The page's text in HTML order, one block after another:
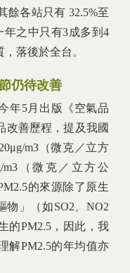
餘各站只有 32.5%至
年之中只有3成多到4
落後於全台。
仍待改善
年5月出版《空氣品
改善歷程，提及我國
m3（微克／立方
m3（微克／立方公
的來源除了原生
物」（如SO2、NO2
的PM2.5，因此，我
解PM2.5的年均值亦